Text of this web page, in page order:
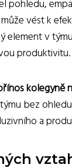
pohledu,
vést k
element v
produktivitu.
kolegyně
bez
a